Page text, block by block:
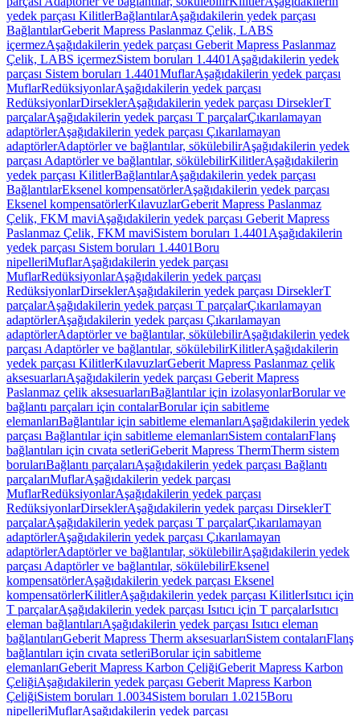
yedek parçası KilitlerBağlantılarAşağıdakilerin yedek parçası
BağlantılarGeberit Mapress Paslanmaz Çelik, LABS
içermezAşağıdakilerin yedek parçası Geberit Mapress Paslanmaz
Çelik, LABS içermezSistem boruları 1.4401 Aşağıdakilerin yedek
parçası Sistem boruları 1.4401MuflarAşağıdakilerin yedek parçası
MuflarRedüksiyonlarAşağıdakilerin yedek parçası
RedüksiyonlarDirseklerAşağıdakilerin yedek parçası DirseklerT
parçalarAşağıdakilerin yedek parçası T parçalarÇıkarılamayan
adaptörlerAşağıdakilerin yedek parçası Çıkarılamayan
adaptörlerAdaptörler ve bağlantılar, sökülebilirAşağıdakilerin yedek
parçası Adaptörler ve bağlantılar, sökülebilirKilitlerAşağıdakilerin
yedek parçası KilitlerBağlantılarAşağıdakilerin yedek parçası
BağlantılarEksenel kompensatörlerAşağıdakilerin yedek parçası
Eksenel kompensatörlerKılavuzlarGeberit Mapress Paslanmaz
Çelik, FKM maviAşağıdakilerin yedek parçası Geberit Mapress
Paslanmaz Çelik, FKM maviSistem boruları 1.4401 Aşağıdakilerin
yedek parçası Sistem boruları 1.4401Boru
nipelleriMuflarAşağıdakilerin yedek parçası
MuflarRedüksiyonlarAşağıdakilerin yedek parçası
RedüksiyonlarDirseklerAşağıdakilerin yedek parçası DirseklerT
parçalarAşağıdakilerin yedek parçası T parçalarÇıkarılamayan
adaptörlerAşağıdakilerin yedek parçası Çıkarılamayan
adaptörlerAdaptörler ve bağlantılar, sökülebilirAşağıdakilerin yedek
parçası Adaptörler ve bağlantılar, sökülebilirKilitlerAşağıdakilerin
yedek parçası KilitlerKılavuzlarGeberit Mapress Paslanmaz çelik
aksesuarlarıAşağıdakilerin yedek parçası Geberit Mapress
Paslanmaz çelik aksesuarlarıBağlantılar için izolasyonlarBorular ve
bağlantı parçaları için contalarBorular için sabitleme
elemanlarıBağlantılar için sabitleme elemanlarıAşağıdakilerin yedek
parçası Bağlantılar için sabitleme elemanlarıSistem contalarıFlanş
bağlantıları için cıvata setleriGeberit Mapress ThermTherm sistem
borularıBağlantı parçalarıAşağıdakilerin yedek parçası Bağlantı
parçalarıMuflarAşağıdakilerin yedek parçası
MuflarRedüksiyonlarAşağıdakilerin yedek parçası
RedüksiyonlarDirseklerAşağıdakilerin yedek parçası DirseklerT
parçalarAşağıdakilerin yedek parçası T parçalarÇıkarılamayan
adaptörlerAşağıdakilerin yedek parçası Çıkarılamayan
adaptörlerAdaptörler ve bağlantılar, sökülebilirAşağıdakilerin yedek
parçası Adaptörler ve bağlantılar, sökülebilirEksenel
kompensatörlerAşağıdakilerin yedek parçası Eksenel
kompensatörlerKilitlerAşağıdakilerin yedek parçası KilitlerIsıtıcı için
T parçalarAşağıdakilerin yedek parçası Isıtıcı için T parçalarIsıtıcı
eleman bağlantılarıAşağıdakilerin yedek parçası Isıtıcı eleman
bağlantılarıGeberit Mapress Therm aksesuarlarıSistem contalarıFlanş
bağlantıları için cıvata setleriBorular için sabitleme
elemanlarıGeberit Mapress Karbon ÇeliğiGeberit Mapress Karbon
ÇeliğiAşağıdakilerin yedek parçası Geberit Mapress Karbon
ÇeliğiSistem boruları 1.0034Sistem boruları 1.0215Boru
nipelleriMuflarAşağıdakilerin yedek parçası